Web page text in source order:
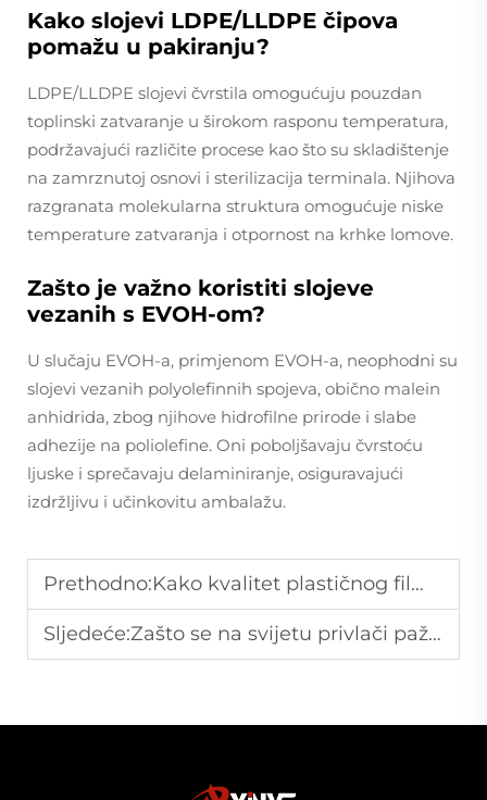
Kako slojevi LDPE/LLDPE čipova
pomažu u pakiranju?
LDPE/LLDPE slojevi čvrstila omogućuju pouzdan
toplinski zatvaranje u širokom rasponu temperatura,
podržavajući različite procese kao što su skladištenje
na zamrznutoj osnovi i sterilizacija terminala. Njihova
razgranata molekularna struktura omogućuje niske
temperature zatvaranja i otpornost na krhke lomove.
Zašto je važno koristiti slojeve
vezanih s EVOH-om?
U slučaju EVOH-a, primjenom EVOH-a, neophodni su
slojevi vezanih polyolefinnih spojeva, obično malein
anhidrida, zbog njihove hidrofilne prirode i slabe
adhezije na poliolefine. Oni poboljšavaju čvrstoću
ljuske i sprečavaju delaminiranje, osiguravajući
izdržljivu i učinkovitu ambalažu.
Prethodno:Kako kvalitet plastičnog filma utječe na učinkovitost proizvodnje plastičnih vrećica
Sljedeće:Zašto se na svijetu privlači pažnja zbog biorazgradivih mašina za pušenje filma